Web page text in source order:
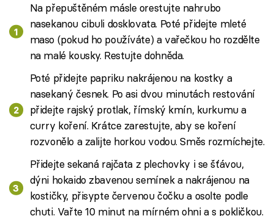
Na přepuštěném másle orestujte nahrubo
nasekanou cibuli dosklovata. Poté přidejte mleté
maso (pokud ho používáte) a vařečkou ho rozdělte
na malé kousky. Restujte dohněda.
Poté přidejte papriku nakrájenou na kostky a
nasekaný česnek. Po asi dvou minutách restování
přidejte rajský protlak, římský kmín, kurkumu a
curry koření. Krátce zarestujte, aby se koření
rozvonělo a zalijte horkou vodou. Směs rozmíchejte.
Přidejte sekaná rajčata z plechovky i se šťávou,
dýni hokaido zbavenou semínek a nakrájenou na
kostičky, přisypte červenou čočku a osolte podle
chuti. Vařte 10 minut na mírném ohni a s pokličkou.